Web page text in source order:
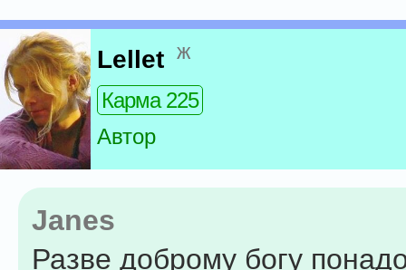
Lellet ж
Карма 225
Автор
Janes
Разве доброму богу